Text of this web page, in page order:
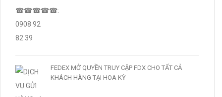
FEDEX MỞ QUYỀN TRUY CẬP FDX CHO TẤT CẢ
KHÁCH HÀNG TẠI HOA KỲ